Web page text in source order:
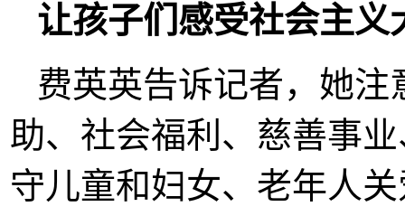
让孩子们感受社会主义
费英英告诉记者，她注
助、社会福利、慈善事
守儿童和妇女、老年人